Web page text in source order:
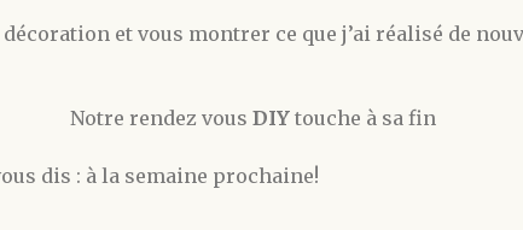
et vous montrer ce que j’ai réalisé de
Notre rendez vous DIYtouche à sa fin
dis : à la semaine prochaine!